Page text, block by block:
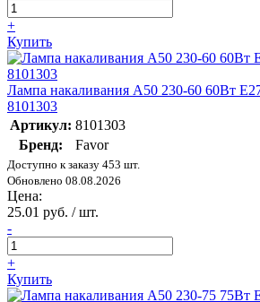
+
Купить
Лампа накаливания А50 230-60 60Вт
8101303
Артикул: 8101303
Бренд:
Favor
Доступно к заказу 453 шт.
Обновлено 08.08.2026
Цена:
25.01 руб. / шт.
-
+
Купить